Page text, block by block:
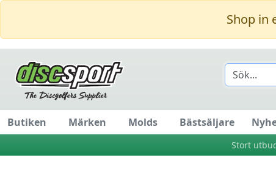
Shop in
Butiken Märken Molds Bästsäljare
Stort